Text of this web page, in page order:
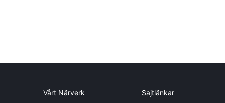
Vårt Närverk Sajtlänkar